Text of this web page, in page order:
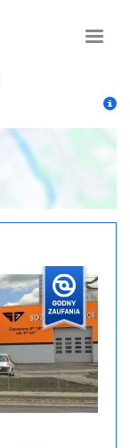
Toggle